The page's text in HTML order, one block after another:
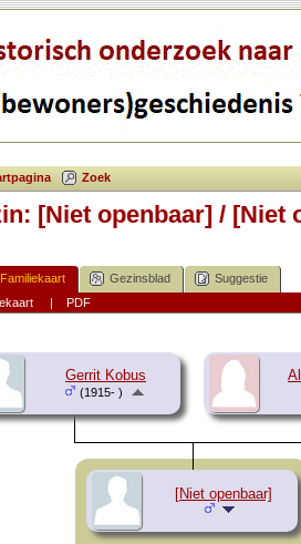
Zoek
[Niet openbaar] / [Niet
Familiekaart Gezinsblad
Suggestie
| PDF
Gerrit Kobus
(1915- )
[Niet openbaar]